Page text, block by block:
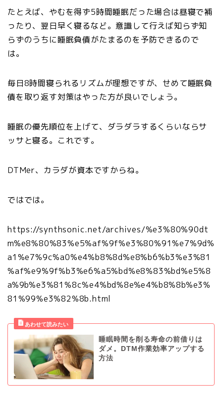
たとえば、やむを得ず5時間睡眠だった場合は昼寝で補
ったり、翌日早く寝るなど。意識して行えば知らず知
らずのうちに睡眠負債がたまるのを予防できるので
は。
毎日8時間寝られるリズムが理想ですが、せめて睡眠負
債を取り返す対策はやった方が良いでしょう。
睡眠の優先順位を上げて、ダラダラするくらいならサ
ッサと寝る。これです。
DTMer、カラダが資本ですからね。
ではでは。
https://synthsonic.net/archives/%e3%80%90dt
m%e8%80%83%e5%af%9f%e3%80%91%e7%9d%
a1%e7%9c%a0%e4%b8%8d%e8%b6%b3%e3%81
%af%e9%9f%b3%e6%a5%bd%e8%83%bd%e5%8
a%9b%e3%81%8c%e4%bd%8e%e4%b8%8b%e3%
81%99%e3%82%8b.html
睡眠時間を削る寿命の前借りは
ダメ。DTM作業効率アップする
方法